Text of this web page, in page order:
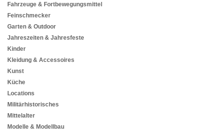
Fahrzeuge & Fortbewegungsmittel
Feinschmecker
Garten & Outdoor
Jahreszeiten & Jahresfeste
Kinder
Kleidung & Accessoires
Kunst
Küche
Locations
Militärhistorisches
Mittelalter
Modelle & Modellbau